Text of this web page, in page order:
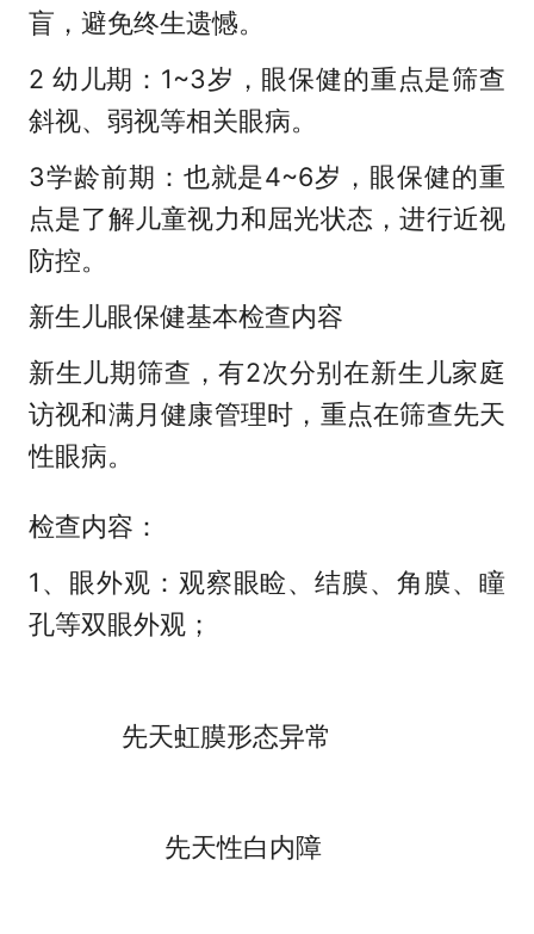
盲，避免终生遗憾。
2 幼儿期：1~3岁，眼保健的重点是筛查
斜视、弱视等相关眼病。
3学龄前期：也就是4~6岁，眼保健的重
点是了解儿童视力和屈光状态，进行近视
防控。
新生儿眼保健基本检查内容
新生儿期筛查，有2次分别在新生儿家庭
访视和满月健康管理时，重点在筛查先天
性眼病。
检查内容：
1、眼外观：观察眼睑、结膜、角膜、瞳
孔等双眼外观；
先天虹膜形态异常
先天性白内障